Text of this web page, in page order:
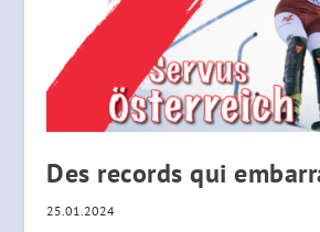
Des records qui
25.01.2024